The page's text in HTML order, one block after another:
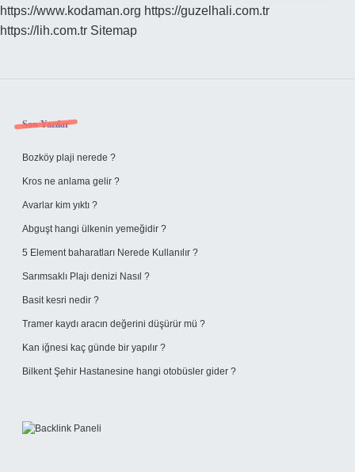
https://www.kodaman.org https://guzelhali.com.tr
https://lih.com.tr Sitemap
Sidebar
Son Yazılar
Bozköy plaji nerede ?
Kros ne anlama gelir ?
Avarlar kim yıktı ?
Abguşt hangi ülkenin yemeğidir ?
5 Element baharatları Nerede Kullanılır ?
Sarımsaklı Plajı denizi Nasıl ?
Basit kesri nedir ?
Tramer kaydı aracın değerini düşürür mü ?
Kan iğnesi kaç günde bir yapılır ?
Bilkent Şehir Hastanesine hangi otobüsler gider ?